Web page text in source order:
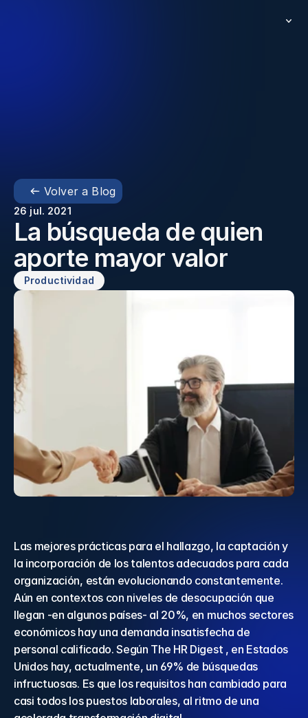
Volver a Blog
26 jul. 2021
La búsqueda de quien
aporte mayor valor
Productividad
Las mejores prácticas para el hallazgo, la captación y
la incorporación de los talentos adecuados para cada
organización, están evolucionando constantemente.
Aún en contextos con niveles de desocupación que
llegan -en algunos países- al 20%, en muchos sectores
económicos hay una demanda insatisfecha de
personal calificado. Según The HR Digest , en Estados
Unidos hay, actualmente, un 69% de búsquedas
infructuosas. Es que los requisitos han cambiado para
casi todos los puestos laborales, al ritmo de una